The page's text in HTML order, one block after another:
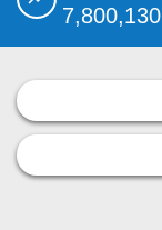
7,800,130